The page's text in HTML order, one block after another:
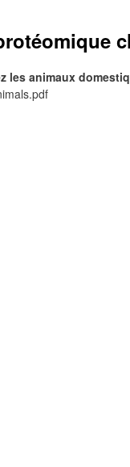
les animaux